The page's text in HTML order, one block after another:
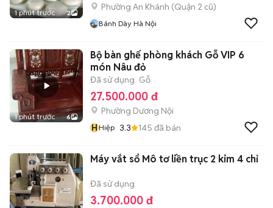
1 phút trước 2
Phường An Khánh (Quận 2 cũ)
Bánh Dày Hà Nội
1 phút trước 6
Bộ bàn ghế phòng khách Gỗ VIP 6
món Nâu đỏ
Đã sử dụng Gỗ
27.500.000 đ
Phường Dương Nội
HHiệp 3.3 145 đã bán
Máy vắt sổ Mô tơ liền trục 2 kim 4 chỉ
Đã sử dụng
3.700.000 đ